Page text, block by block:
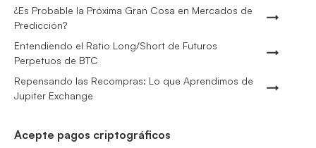
¿Es Probable la Próxima Gran Cosa en Mercados de
Predicción?
Entendiendo el Ratio Long/Short de Futuros
Perpetuos de BTC
Repensando las Recompras: Lo que Aprendimos de
Jupiter Exchange
Acepte pagos criptográficos